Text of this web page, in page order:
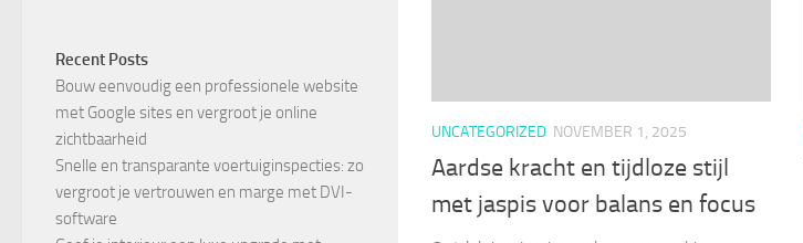
UNCATEGORIZED NOVEMBER 1, 2025
Aardse kracht en tijdloze stijl
met jaspis voor balans en focus
Recent Posts
Bouw eenvoudig een professionele website
met Google sites en vergroot je online
zichtbaarheid
Snelle en transparante voertuiginspecties: zo
vergroot je vertrouwen en marge met DVI-
software